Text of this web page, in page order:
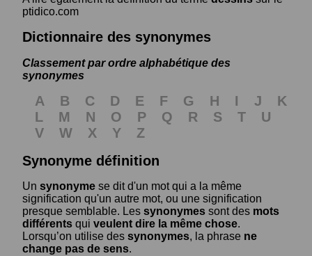
ptidico.com
Dictionnaire des synonymes
Classement par ordre alphabétique des
synonymes
A B C D E F G H I J
K
L
M N O P Q R S T
U
V
W X Y
Z
Synonyme définition
Un synonyme se dit d'un mot qui a la même
signification qu'un autre mot, ou une signification
presque semblable. Les synonymes sont des mots
différents qui veulent dire la même chose.
Lorsqu’on utilise des synonymes, la phrase ne
change pas de sens.